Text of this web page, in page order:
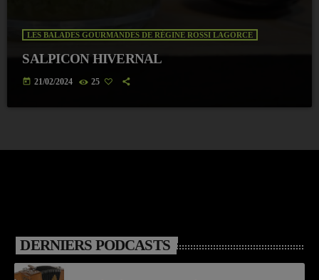
LES BALADES GOURMANDES DE RÉGINE ROSSI LAGORCE
SALPICON HIVERNAL
today 21/02/2024 25
DERNIERS PODCASTS